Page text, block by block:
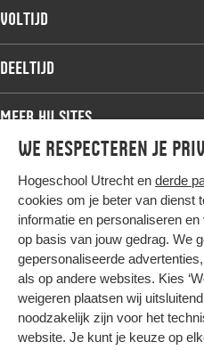
We respecteren je
Hogeschool Utrecht en derde
cookies om je beter van dienst
informatie en personaliseren
op basis van jouw gedrag. We
gepersonaliseerde
als op andere websites. Kies
weigeren plaatsen wij
noodzakelijk zijn voor het
website. Je kunt je keuze op
Voltijdopleidingen
Deeltijdopleidingen
Onderzoek
Werken bij de HU
Contact
Voltijd
Associate degree
Bachelor
Master
Studiekeuze voltijd
Deeltijd
Associate degree
Bachelor
Master
Post-master
Studiekeuze deeltijd
Meer HU sites
HU International
HU Bibliotheek
HU Ontwikkelt
Duurzame HU
Intranet
Trajectum
Hier komt
Colofon
Privacy
Cookies